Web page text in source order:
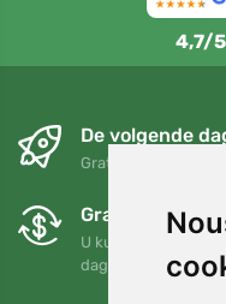
4,7/5
De volgende
Gratis verzending
Gratis ruilen
U kunt uw
dagen retourneren